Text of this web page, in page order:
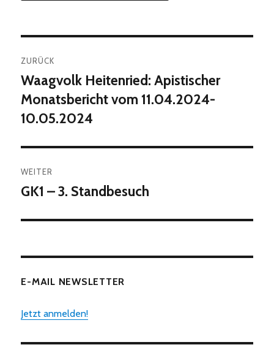
ZURÜCK
Vorheriger
Beitrag:
Waagvolk Heitenried: Apistischer
Monatsbericht vom 11.04.2024-
10.05.2024
WEITER
Nächster
GK1 – 3. Standbesuch
E-MAIL NEWSLETTER
Jetzt anmelden!